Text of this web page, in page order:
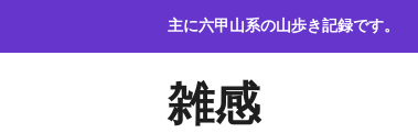
主に六甲山系の山歩き記録です。
雑感